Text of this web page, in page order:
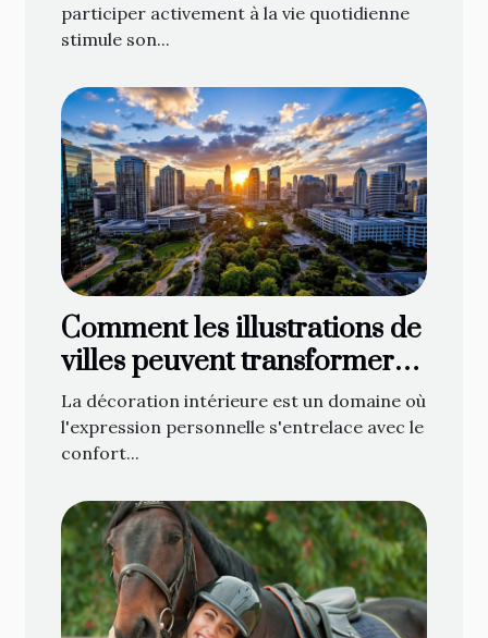
participer activement à la vie quotidienne
stimule son...
Comment les illustrations de
villes peuvent transformer
votre décoration intérieure
La décoration intérieure est un domaine où
l'expression personnelle s'entrelace avec le
confort...